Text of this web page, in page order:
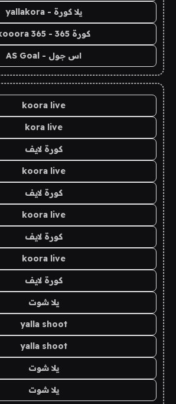
يلا كورة - yallakora
كورة 365 - kooora 365
اس جول - AS Goal
koora live
kora live
كورة لايف
koora live
كورة لايف
koora live
كورة لايف
koora live
كورة لايف
يلا شوت
yalla shoot
yalla shoot
يلا شوت
يلا شوت